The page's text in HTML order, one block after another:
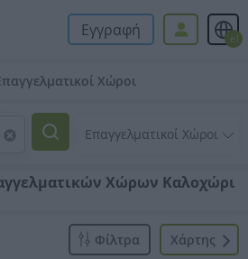
Εγγραφή el
Χώροι
Χώρων Καλοχώρι
Xάρτης
Φίλτρα